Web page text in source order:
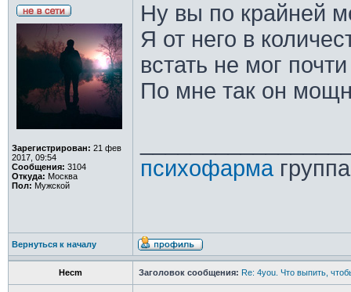
Зарегистрирован: 21 фев
2017, 09:54
Сообщения: 3104
Откуда: Москва
Пол: Мужской
Ну вы по крайней
Я от него в
встать не мог
По мне так он
психофарма
Вернуться к началу
Hecm Заголовок сообщения: Re: 4you. Что выпить,